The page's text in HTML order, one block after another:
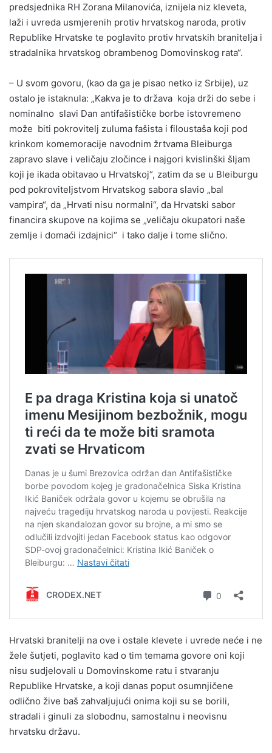
predsjednika RH Zorana Milanovića, iznijela niz kleveta,
laži i uvreda usmjerenih protiv hrvatskog naroda, protiv
Republike Hrvatske te poglavito protiv hrvatskih branitelja i
stradalnika hrvatskog obrambenog Domovinskog rata“.
– U svom govoru, (kao da ga je pisao netko iz Srbije), uz
ostalo je istaknula: „Kakva je to država koja drži do sebe i
nominalno slavi Dan antifašističke borbe istovremeno
može biti pokrovitelj zuluma fašista i filoustaša koji pod
krinkom komemoracije navodnim žrtvama Bleiburga
zapravo slave i veličaju zločince i najgori kvislinški šljam
koji je ikada obitavao u Hrvatskoj“, zatim da se u Bleiburgu
pod pokroviteljstvom Hrvatskog sabora slavio „bal
vampira“, da „Hrvati nisu normalni“, da Hrvatski sabor
financira skupove na kojima se „veličaju okupatori naše
zemlje i domaći izdajnici“ i tako dalje i tome slično.
Hrvatski branitelji na ove i ostale klevete i uvrede neće i ne
žele šutjeti, poglavito kad o tim temama govore oni koji
nisu sudjelovali u Domovinskome ratu i stvaranju
Republike Hrvatske, a koji danas poput osumnjičene
odlično žive baš zahvaljujući onima koji su se borili,
stradali i ginuli za slobodnu, samostalnu i neovisnu
hrvatsku državu.